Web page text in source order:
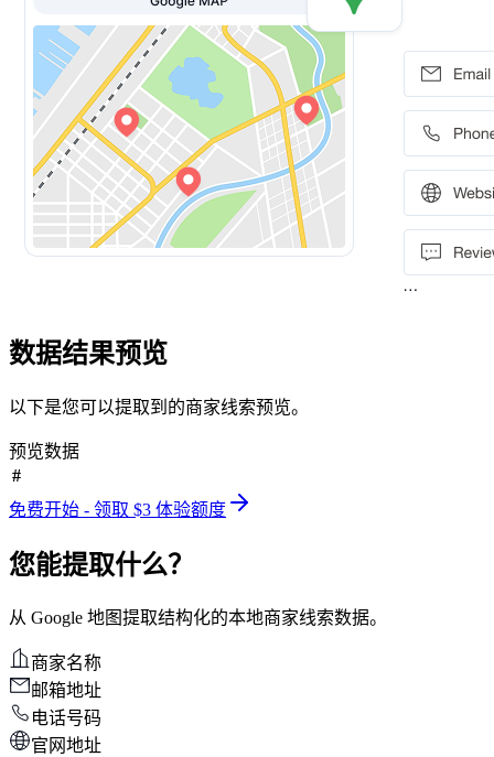
数据结果预览
以下是您可以提取到的商家线索预览。
预览数据
#
免费开始 - 领取 $3 体验额度
您能提取什么？
从 Google 地图提取结构化的本地商家线索数据。
商家名称
邮箱地址
电话号码
官网地址